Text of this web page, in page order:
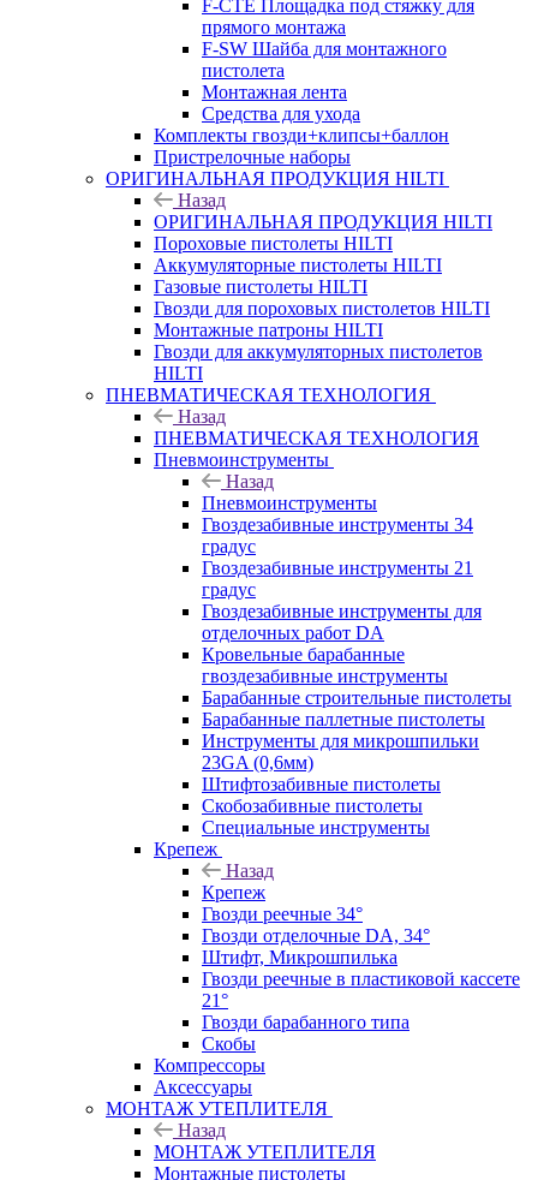
F-CTE Площадка под стяжку для
прямого монтажа
F-SW Шайба для монтажного
пистолета
Монтажная лента
Средства для ухода
Комплекты гвозди+клипсы+баллон
Пристрелочные наборы
ОРИГИНАЛЬНАЯ ПРОДУКЦИЯ HILTI
Назад
ОРИГИНАЛЬНАЯ ПРОДУКЦИЯ HILTI
Пороховые пистолеты HILTI
Аккумуляторные пистолеты HILTI
Газовые пистолеты HILTI
Гвозди для пороховых пистолетов HILTI
Монтажные патроны HILTI
Гвозди для аккумуляторных пистолетов
HILTI
ПНЕВМАТИЧЕСКАЯ ТЕХНОЛОГИЯ
Назад
ПНЕВМАТИЧЕСКАЯ ТЕХНОЛОГИЯ
Пневмоинструменты
Назад
Пневмоинструменты
Гвоздезабивные инструменты 34
градус
Гвоздезабивные инструменты 21
градус
Гвоздезабивные инструменты для
отделочных работ DA
Кровельные барабанные
гвоздезабивные инструменты
Барабанные строительные пистолеты
Барабанные паллетные пистолеты
Инструменты для микрошпильки
23GA (0,6мм)
Штифтозабивные пистолеты
Скобозабивные пистолеты
Специальные инструменты
Крепеж
Назад
Крепеж
Гвозди реечные 34°
Гвозди отделочные DA, 34°
Штифт, Микрошпилька
Гвозди реечные в пластиковой кассете
21°
Гвозди барабанного типа
Скобы
Компрессоры
Аксессуары
МОНТАЖ УТЕПЛИТЕЛЯ
Назад
МОНТАЖ УТЕПЛИТЕЛЯ
Монтажные пистолеты